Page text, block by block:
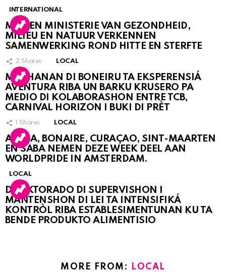
INTERNATIONAL
MDC EN MINISTERIE VAN GEZONDHEID,
MILIEU EN NATUUR VERKENNEN
SAMENWERKING ROND HITTE EN STERFTE
2 Shares LOCAL
MUCHANAN DI BONEIRU TA EKSPERENSIÁ
AVENTURA RIBA UN BARKU KRUSERO PA
MEDIO DI KOLABORASHON ENTRE TCB,
CARNIVAL HORIZON I BUKI DI PRÈT
1 Shares LOCAL
ARUBA, BONAIRE, CURAÇAO, SINT-MAARTEN
EN SABA NEMEN DEZE WEEK DEEL AAN
WORLDPRIDE IN AMSTERDAM.
LOCAL
DIREKTORADO DI SUPERVISHON I
MANTENSHON DI LEI TA INTENSIFIKÁ
KONTRÒL RIBA ESTABLESIMENTUNAN KU TA
BENDE PRODUKTO ALIMENTISIO
MORE FROM: LOCAL